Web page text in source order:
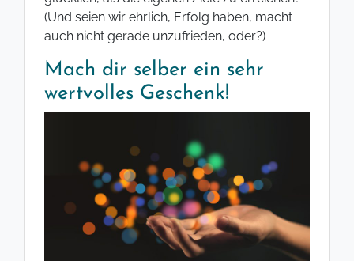
(Und seien wir ehrlich, Erfolg haben, macht
auch nicht gerade unzufrieden, oder?)
Mach dir selber ein sehr
wertvolles Geschenk!